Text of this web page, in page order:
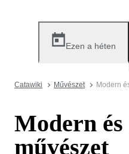
Ezen a héten
Catawiki Művészet Modern
Modern
művészet